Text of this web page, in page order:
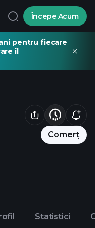
Începe Acum
pentru fiecare
îl
Comerț
Statistici